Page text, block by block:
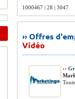
1000467 | 28 | 3047
›› Offres
Vidéo
››